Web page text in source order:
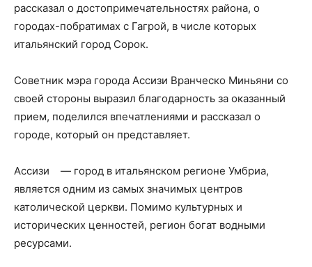
рассказал о достопримечательностях района, о
городах-побратимах с Гагрой, в числе которых
итальянский город Сорок.
Советник мэра города Ассизи Вранческо Миньяни со
своей стороны выразил благодарность за оказанный
прием, поделился впечатлениями и рассказал о
городе, который он представляет.
Ассизи — город в итальянском регионе Умбриа,
является одним из самых значимых центров
католической церкви. Помимо культурных и
исторических ценностей, регион богат водными
ресурсами.